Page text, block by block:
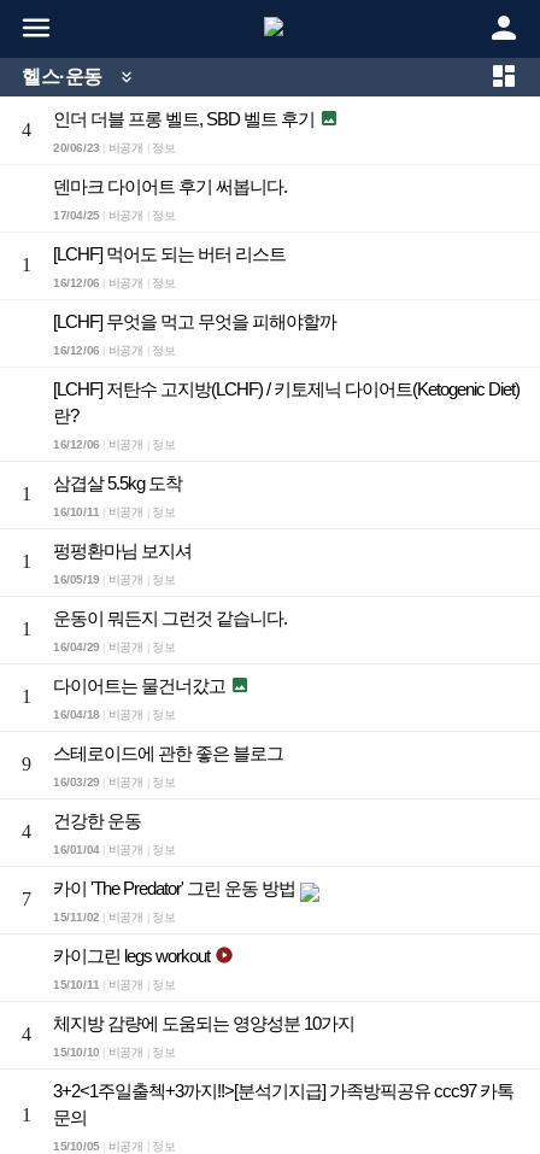
 
헬스·운동  
4
인더 더블 프롱 벨트, SBD 벨트 후기 
20/06/23 비공개 정보
덴마크 다이어트 후기 써봅니다.
17/04/25| 비공개 정보
1
[LCHF] 먹어도 되는 버터 리스트
16/12/06 비공개 정보
[LCHF] 무엇을 먹고 무엇을 피해야할까
16/12/06 비공개 정보
[LCHF] 저탄수 고지방(LCHF) / 키토제닉 다이어트(Ketogenic Diet)
란?
16/12/06 비공개 정보
1
삼겹살 5.5kg 도착
16/10/11| 비공개 정보
1
펑펑환마님 보지셔
16/05/19 비공개 정보
1
운동이 뭐든지 그런것 같습니다.
16/04/29 비공개 정보
1
다이어트는 물건너갔고 
16/04/18 비공개 정보
9
스테로이드에 관한 좋은 블로그
16/03/29 비공개 정보
4
건강한 운동
16/01/04| 비공개 정보
7
카이 'The Predator' 그린 운동 방법
15/11/02 비공개 정보
카이그린 legs workout 
15/10/11| 비공개 정보
4
체지방 감량에 도움되는 영양성분 10가지
15/10/10 비공개 정보
1
3+2<1주일출첵+3까지!!>[분석기지급] 가족방픽공유 ccc97 카톡
문의
15/10/05| 비공개 정보